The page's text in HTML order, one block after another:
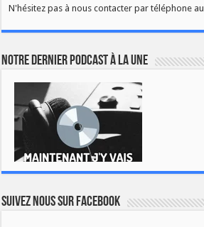
N'hésitez pas à nous contacter par téléphone au
Notre dernier podcast à la une
Suivez nous sur Facebook